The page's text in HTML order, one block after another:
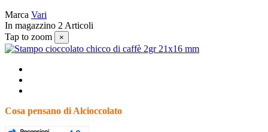
Marca Vari
In magazzino 2 Articoli
Tap to zoom
×
Cosa pensano di Alcioccolato